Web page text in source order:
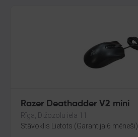
Razer Deathadder V2 mini
Rīga, Dižozolu iela 11
Stāvoklis Lietots (Garantija 6 mēneši)